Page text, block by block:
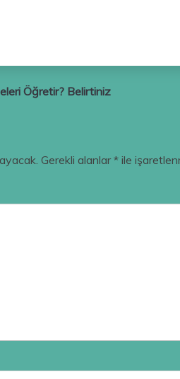
Öğretir? Belirtiniz
Gerekli alanlar* ile